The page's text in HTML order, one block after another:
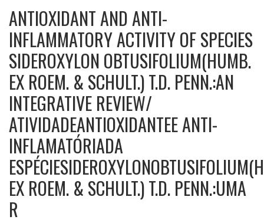
ANTIOXIDANT AND ANTI-
INFLAMMATORY ACTIVITY OF SPECIES
SIDEROXYLON OBTUSIFOLIUM(HUMB.
EX ROEM. & SCHULT.) T.D. PENN.:AN
INTEGRATIVE REVIEW/
ATIVIDADEANTIOXIDANTEE ANTI-
INFLAMATÓRIADA
EX ROEM. & SCHULT.) T.D. PENN.:UMA
R